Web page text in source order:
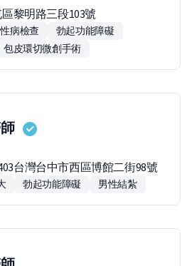
黎明路三段103號
性病檢查
勃起功能障礙
包皮環切微創手術
台灣台中市西區博館二街98號
勃起功能障礙 男性結紮